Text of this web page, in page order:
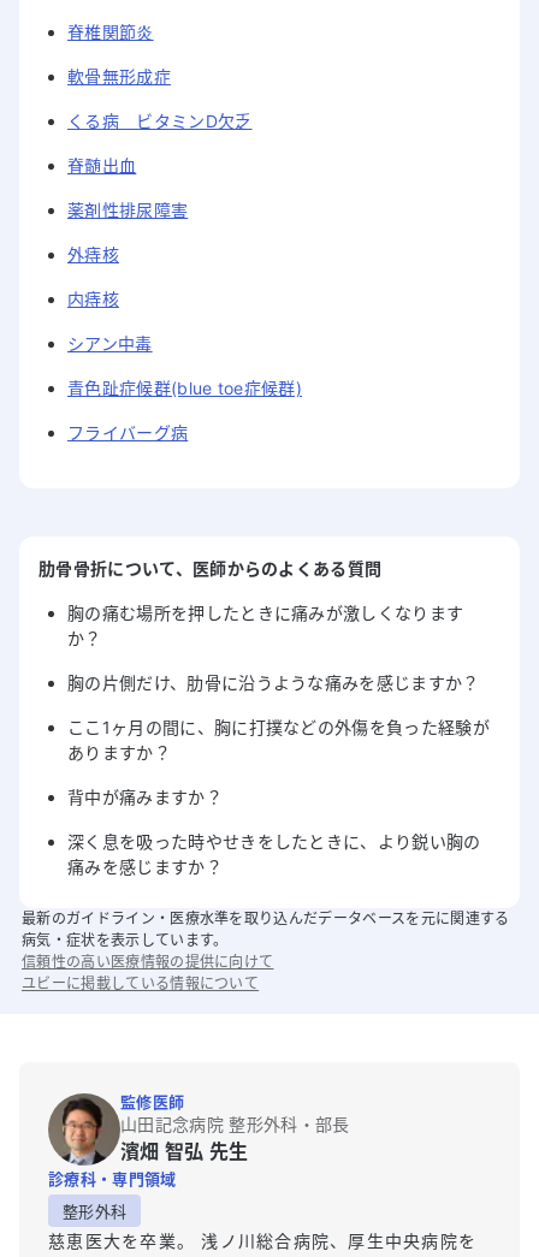
脊椎関節炎
軟骨無形成症
くる病 ビタミンD欠乏
脊髄出血
薬剤性排尿障害
外痔核
内痔核
シアン中毒
青色趾症候群(blue toe症候群)
フライバーグ病
肋骨骨折について、医師からのよくある質問
胸の痛む場所を押したときに痛みが激しくなります
か？
胸の片側だけ、肋骨に沿うような痛みを感じますか？
ここ1ヶ月の間に、胸に打撲などの外傷を負った経験が
ありますか？
背中が痛みますか？
深く息を吸った時やせきをしたときに、より鋭い胸の
痛みを感じますか？
最新のガイドライン・医療水準を取り込んだデータベースを元に関連する
病気・症状を表示しています。
信頼性の高い医療情報の提供に向けて
ユビーに掲載している情報について
監修医師
山田記念病院 整形外科・部長
濱畑 智弘 先生
診療科・専門領域
整形外科
慈恵医大を卒業。 浅ノ川総合病院、厚生中央病院を